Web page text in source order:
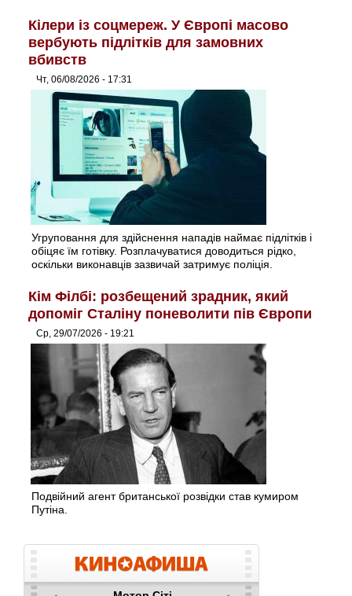
Кілери із соцмереж. У Європі масово
вербують підлітків для замовних
вбивств
Чт, 06/08/2026 - 17:31
Угруповання для здійснення нападів наймає підлітків і
обіцяє їм готівку. Розплачуватися доводиться рідко,
оскільки виконавців зазвичай затримує поліція.
Кім Філбі: розбещений зрадник, який
допоміг Сталіну поневолити пів Європи
Ср, 29/07/2026 - 19:21
Подвійний агент британської розвідки став кумиром
Путіна.